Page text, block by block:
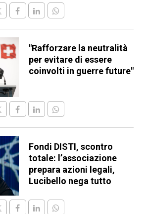
"Rafforzare la neutralità
per evitare di essere
coinvolti in guerre future"
Fondi DISTI, scontro
totale: l’associazione
prepara azioni legali,
Lucibello nega tutto